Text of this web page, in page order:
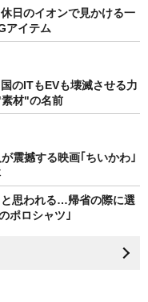
日のイオンで見かける一
アイテム
のITもEVも壊滅させる力
材"の名前
震撼する映画｢ちいかわ｣
思われる…帰省の際に選
ポロシャツ｣